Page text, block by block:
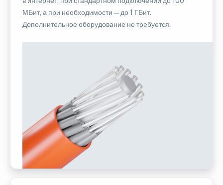
МБит, а при необходимости — до 1 ГБит.
Дополнительное оборудование не требуется.